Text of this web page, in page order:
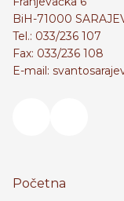
BiH-71000
Tel.: 033/236 107
Fax: 033/236 108
E-mail:
Početna